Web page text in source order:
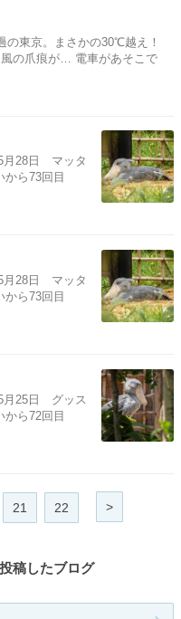
東京。まさかの30℃越え！
の爪痕が… 電車があそこで
月28日 マッタ
から73回目
月28日 マッタ
から73回目
月25日 グッス
から72回目
21 22 >
稿したブログ